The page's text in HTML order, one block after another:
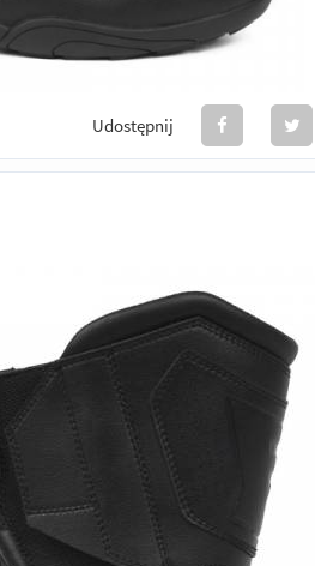
Udostępnij